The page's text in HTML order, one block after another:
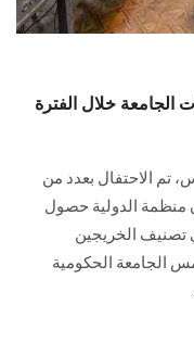
خلال الفترة
الاحتفال بعدد من
منظمة الدولية حصول
شمس على المرتبة 301-500 في تصنيف الخريجين
2022 لتعد عين شمس الجامعة الحكومية